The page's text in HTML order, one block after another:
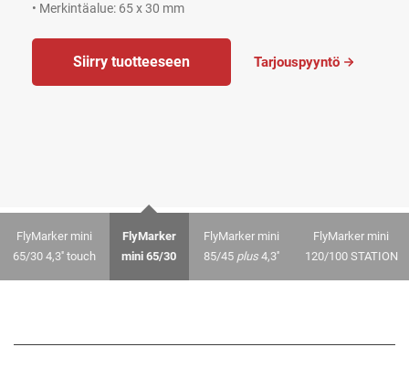
• Merkintäalue: 65 x 30 mm
Siirry tuotteeseen Tarjouspyyntö
FlyMarker mini
65/30 4,3'' touch
FlyMarker
mini 65/30
FlyMarker mini
85/45 plus4,3''
FlyMarker mini
120/100 STATION